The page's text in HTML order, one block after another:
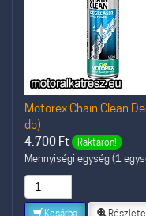
Motorex Chain Clean
db)
4.700 Ft Raktáron!
Mennyiségi egység (1
Kosárba